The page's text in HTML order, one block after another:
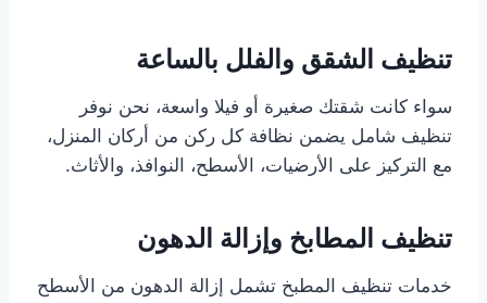
تنظيف الشقق والفلل بالساعة
سواء كانت شقتك صغيرة أو فيلا واسعة، نحن نوفر
تنظيف شامل يضمن نظافة كل ركن من أركان المنزل،
مع التركيز على الأرضيات، الأسطح، النوافذ، والأثاث.
تنظيف المطابخ وإزالة الدهون
خدمات تنظيف المطبخ تشمل إزالة الدهون من الأسطح